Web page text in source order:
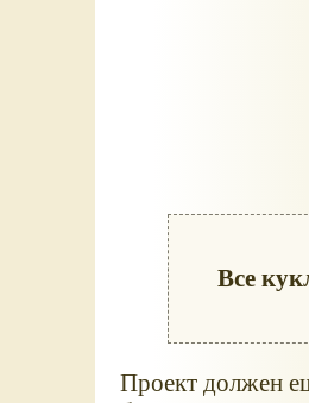
Все
Проект должен